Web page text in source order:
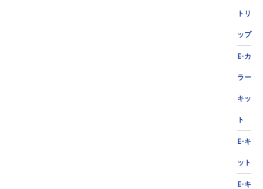
トリ
ップ
E-カ
ラー
キッ
ト
E-キ
ット
E-キ